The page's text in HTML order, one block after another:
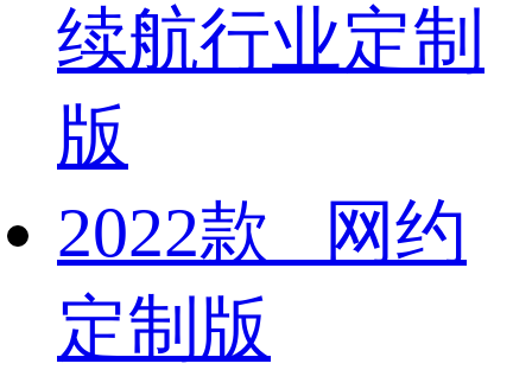
续航行业定制
版
2022款 网约
定制版